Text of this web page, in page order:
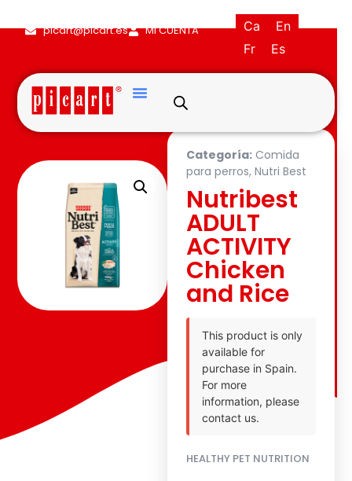
picart@picart.es
MI CUENTA Ca
En
Fr
Es
Categoría: Comida
para perros, Nutri Best
Nutribest
ADULT
ACTIVITY
Chicken
and Rice
This product is only
available for
purchase in Spain.
For more
information, please
contact us.
HEALTHY PET NUTRITION